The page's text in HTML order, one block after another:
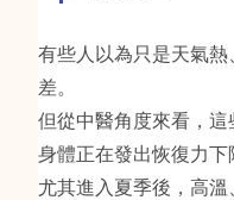
有些人以為只是天氣
差。
但從中醫角度來看，
身體正在發出恢復力下
尤其進入夏季後，高